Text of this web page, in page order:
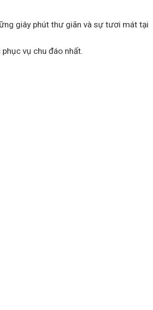
giây phút thư giãn và sự tươi mát tại
vụ chu đáo nhất.